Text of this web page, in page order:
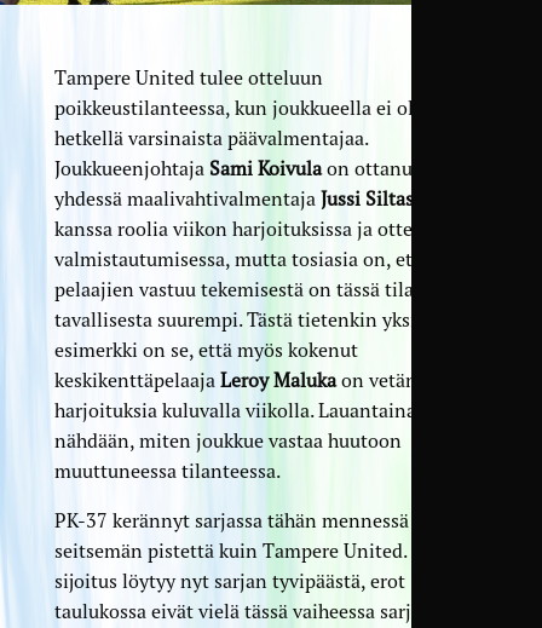
Tampere United tulee otteluun
poikkeustilanteessa, kun joukkueella ei ole tällä
hetkellä varsinaista päävalmentajaa.
Joukkueenjohtaja Sami Koivulaon ottanut
yhdessä maalivahtivalmentaja Jussi Siltasen
kanssa roolia viikon harjoituksissa ja otteluun
valmistautumisessa, mutta tosiasia on, että
pelaajien vastuu tekemisestä on tässä tilanteesta
tavallisesta suurempi. Tästä tietenkin yksi
esimerkki on se, että myös kokenut
keskikenttäpelaaja Leroy Malukaon vetänyt
harjoituksia kuluvalla viikolla. Lauantaina
nähdään, miten joukkue vastaa huutoon
muuttuneessa tilanteessa.
PK-37 kerännyt sarjassa tähän mennessä samat
seitsemän pistettä kuin Tampere United. Vaikka
sijoitus löytyy nyt sarjan tyvipäästä, erot
taulukossa eivät vielä tässä vaiheessa sarjaa ole